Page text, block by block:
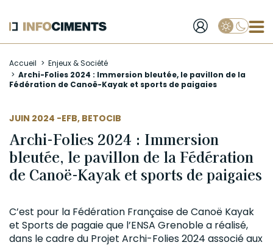
au
contenu
Accueil
Enjeux & Société
Archi-Folies 2024 : Immersion bleutée, le pavillon de la
Fédération de Canoë-Kayak et sports de paigaies
JUIN 2024 -
AUTEUR EFB, BETOCIB
Archi-Folies 2024 : Immersion
bleutée, le pavillon de la Fédération
de Canoë-Kayak et sports de paigaies
C’est pour la Fédération Française de Canoë Kayak
et Sports de pagaie que l’ENSA Grenoble a réalisé,
dans le cadre du Projet Archi-Folies 2024 associé aux